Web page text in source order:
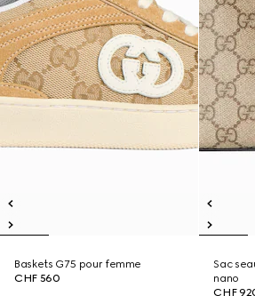
Baskets G75 pour femme
CHF 560
Sac
nano
CHF